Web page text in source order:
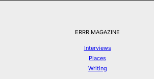
ERRR MAGAZINE
Interviews
Places
Writing